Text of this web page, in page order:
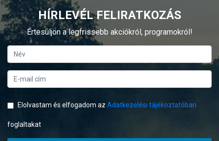
HÍRLEVÉL FELIRATKOZÁS
Értesüljön a legfrissebb akciókról, programokról!
Elolvastam és elfogadom az Adatkezelési tájékoztatóban
foglaltakat